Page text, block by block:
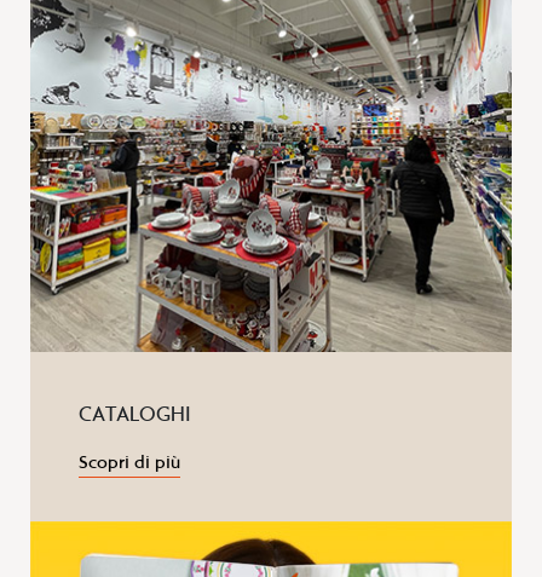
CATALOGHI
Scopri di più